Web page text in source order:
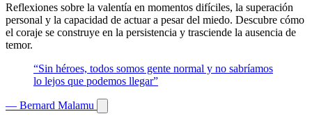
Reflexiones sobre la valentía en momentos difíciles, la superación
personal y la capacidad de actuar a pesar del miedo. Descubre cómo
el coraje se construye en la persistencia y trasciende la ausencia de
temor.
“Sin héroes, todos somos gente normal y no sabríamos
lo lejos que podemos llegar”
— Bernard Malamu